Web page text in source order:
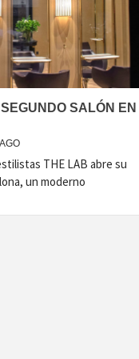
SALÓN EN
THE LAB abre su
un moderno